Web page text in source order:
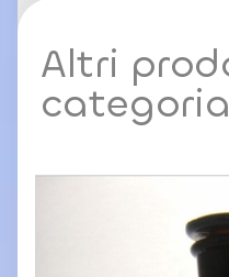
Altri
categoria